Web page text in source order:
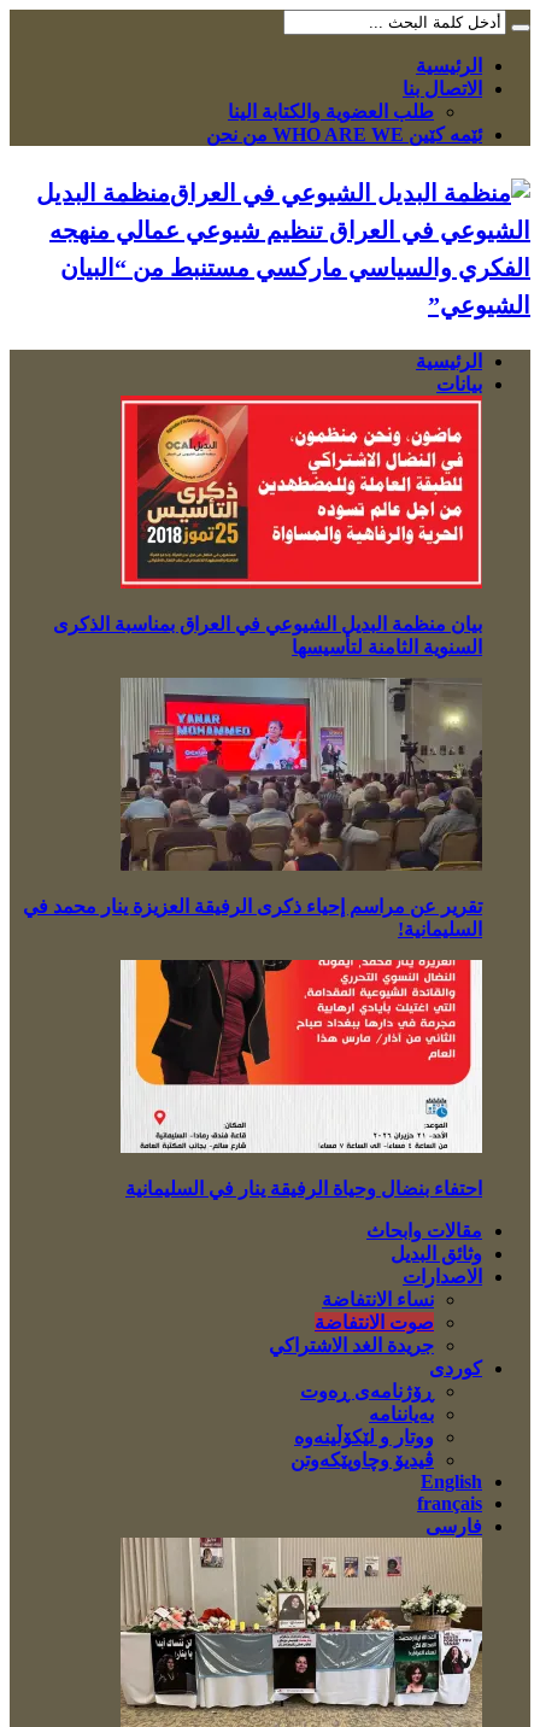
الرئيسية
الاتصال بنا
طلب العضوية والكتابة الينا
ئێمە کێین WHO ARE WE من نحن
منظمة البديل
الشيوعي في العراق تنظيم شيوعي عمالي منهجه
الفكري والسياسي ماركسي مستنبط من “البيان
الشيوعي”
الرئيسية
بيانات
بيان منظمة البديل الشيوعي في العراق بمناسبة الذكرى
السنوية الثامنة لتأسيسها
تقرير عن مراسم إحياء ذكرى الرفيقة العزيزة ينار محمد في
السليمانية!
احتفاء بنضال وحياة الرفيقة ينار في السليمانية
مقالات وابحاث
وثائق البديل
الاصدارات
نساء الانتفاضة
صوت الانتفاضة
جريدة الغد الاشتراكي
کوردی
ڕۆژنامەی ڕەوت
بەیاننامە
ووتار و لێکۆڵینەوە
ڤیدیۆ وچاوپێکەوتن
English
français
فارسی